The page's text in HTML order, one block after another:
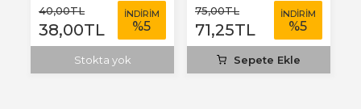
40,00TL
38,00TL
İNDİRİM
%5
Stokta yok
75,00TL
71,25TL
İNDİRİM
%5
Sepete Ekle